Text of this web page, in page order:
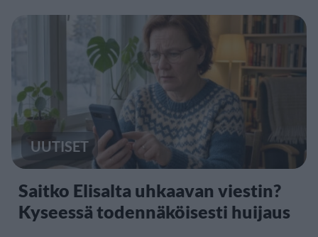
UUTISET
Saitko Elisalta uhkaavan viestin?
Kyseessä todennäköisesti huijaus